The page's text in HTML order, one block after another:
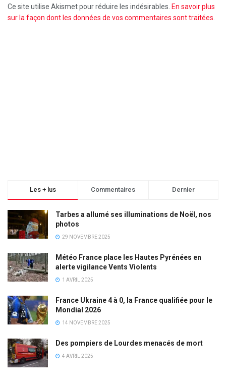
Ce site utilise Akismet pour réduire les indésirables. En savoir plus
sur la façon dont les données de vos commentaires sont traitées.
Les + lus Commentaires Dernier
Tarbes a allumé ses illuminations de Noël, nos
photos
29 NOVEMBRE 2025
Météo France place les Hautes Pyrénées en
alerte vigilance Vents Violents
1 AVRIL 2025
France Ukraine 4 à 0, la France qualifiée pour le
Mondial 2026
14 NOVEMBRE 2025
Des pompiers de Lourdes menacés de mort
4 AVRIL 2025